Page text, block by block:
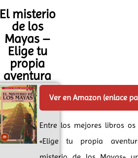
El misterio
de los
Mayas –
Elige tu
propia
aventura
Ver en Amazon (enlace
Entre los mejores libros
«Elige tu propia